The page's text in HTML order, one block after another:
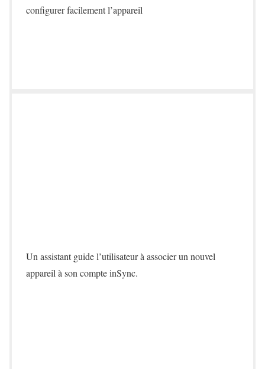
configurer facilement l’appareil
Un assistant guide l’utilisateur à associer un nouvel
appareil à son compte inSync.